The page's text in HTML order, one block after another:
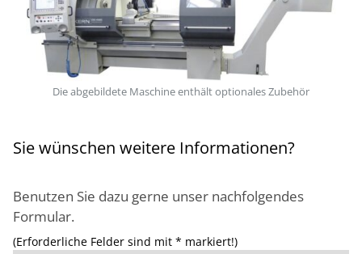
Die abgebildete Maschine enthält optionales Zubehör
Sie wünschen weitere Informationen?
Benutzen Sie dazu gerne unser nachfolgendes
Formular.
(Erforderliche Felder sind mit * markiert!)